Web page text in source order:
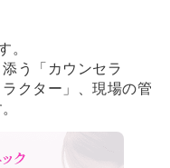
。
う「カウンセラ
クター」、現場の管